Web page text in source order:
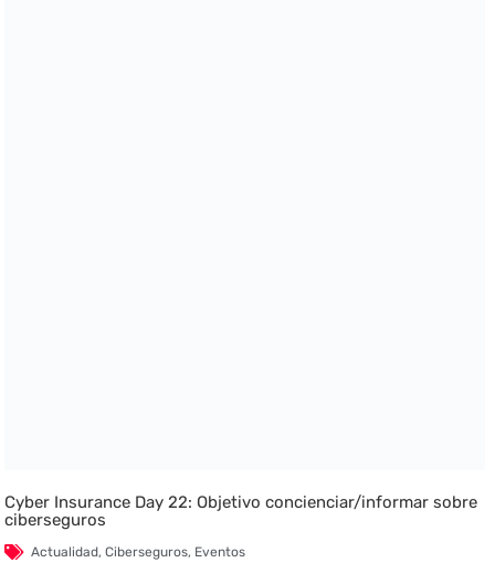
Cyber Insurance Day 22: Objetivo concienciar/informar sobre
ciberseguros
Actualidad,Ciberseguros, Eventos